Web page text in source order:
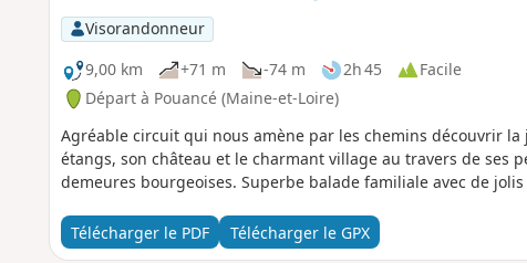
Visorandonneur
9,00 km
+71 m -74 m 2h 45
Facile
Départ à Pouancé (Maine-et-Loire)
Agréable circuit qui nous amène par les chemins découvrir la
étangs, son château et le charmant village au travers de ses
demeures bourgeoises. Superbe balade familiale avec de
Télécharger le PDF Télécharger le GPX